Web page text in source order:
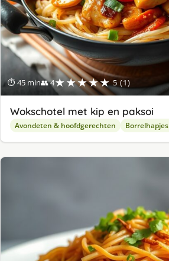
⏱ 45 min👥 4★★★★★ 5 (1)
Wokschotel met kip en paksoi
Avondeten & hoofdgerechten